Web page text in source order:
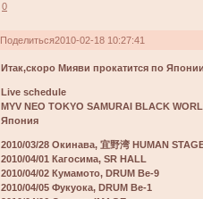
0
Поделиться2010-02-18 10:27:41
Итак,скоро Мияви прокатится по
Live schedule
MYV NEO TOKYO SAMURAI BLACK
Япония
2010/03/28 Окинава, 宜野湾 HUMAN
2010/04/01 Кагосима, SR HALL
2010/04/02 Кумамото, DRUM Be-9
2010/04/05 Фукуока, DRUM Be-1